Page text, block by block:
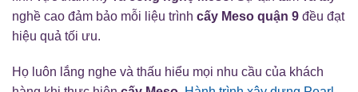
nghề cao đảm bảo mỗi liệu trình cấy Meso quận 9 đều đạt
hiệu quả tối ưu.
Họ luôn lắng nghe và thấu hiểu mọi nhu cầu của khách